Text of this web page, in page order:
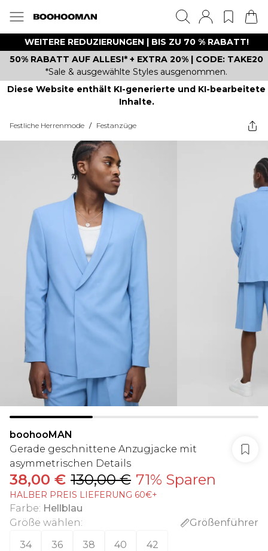
WEITERE REDUZIERUNGEN | BIS ZU 70 % RABATT!
50% RABATT AUF ALLES!* + EXTRA 20% | CODE: TAKE20
*Sale & ausgewählte Styles ausgenommen.
Diese Website enthält KI-generierte und KI-bearbeitete
Inhalte.
Festliche Herrenmode / Festanzüge
boohooMAN
Gerade geschnittene Anzugjacke mit
asymmetrischen Details
38,00 € 130,00 € 71% Sparen
HALBER PREIS LIEFERUNG 60€+
Farbe: Hellblau
Größe wählen:
Größenführer
34
36 38 40 42